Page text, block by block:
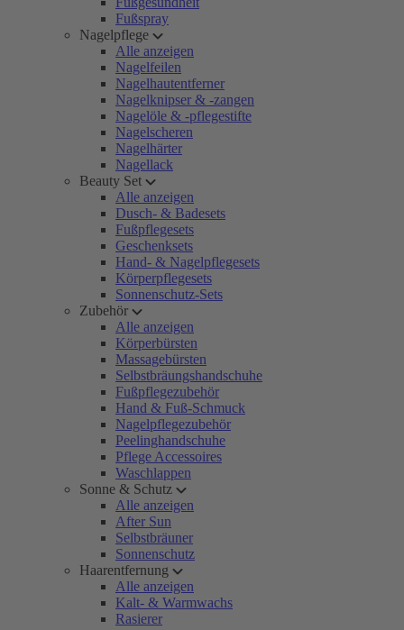
Fußspray
Nagelpflege
Alle anzeigen
Nagelfeilen
Nagelhautentferner
Nagelknipser & -zangen
Nagelöle & -pflegestifte
Nagelscheren
Nagelhärter
Nagellack
Beauty Set
Alle anzeigen
Dusch- & Badesets
Fußpflegesets
Geschenksets
Hand- & Nagelpflegesets
Körperpflegesets
Sonnenschutz-Sets
Zubehör
Alle anzeigen
Körperbürsten
Massagebürsten
Selbstbräungshandschuhe
Fußpflegezubehör
Hand & Fuß-Schmuck
Nagelpflegezubehör
Peelinghandschuhe
Pflege Accessoires
Waschlappen
Sonne & Schutz
Alle anzeigen
After Sun
Selbstbräuner
Sonnenschutz
Haarentfernung
Alle anzeigen
Kalt- & Warmwachs
Rasierer